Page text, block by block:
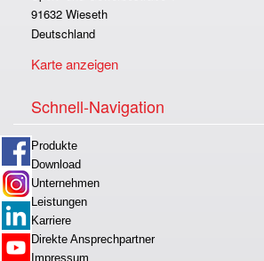
91632 Wieseth
Deutschland
Karte anzeigen
Schnell-Navigation
Produkte
Download
Unternehmen
Leistungen
Karriere
Direkte Ansprechpartner
Impressum